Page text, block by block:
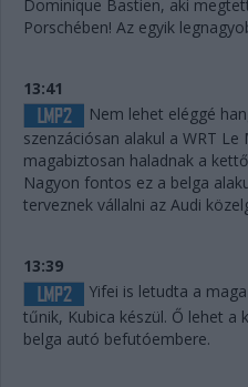
Dominique Bastien, aki
Porschében! Az egyik
13:41
Nem lehet eléggé
szenzációsan alakul a WRT
magabiztosan haladnak a
Nagyon fontos ez a belga
terveznek vállalni az Audi
13:39
Yifei is letudta a
tűnik, Kubica készül. Ő lehet
belga autó befutóembere.